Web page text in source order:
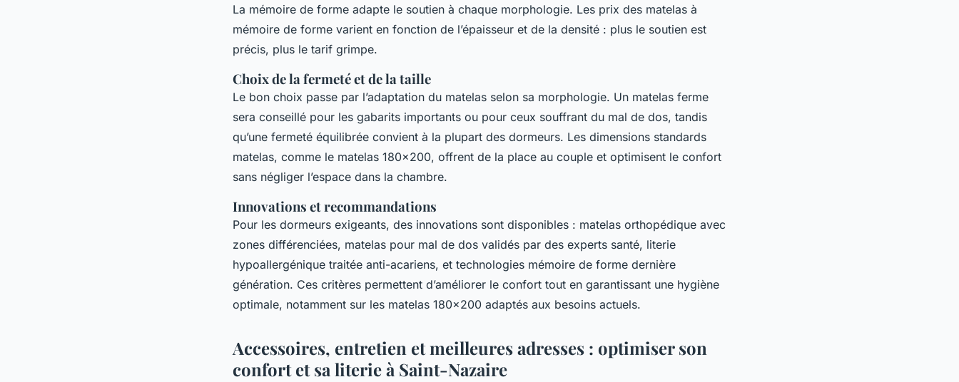
La mémoire de forme adapte le soutien à chaque morphologie. Les prix des matelas à
mémoire de forme varient en fonction de l’épaisseur et de la densité : plus le soutien est
précis, plus le tarif grimpe.
Choix de la fermeté et de la taille
Le bon choix passe par l’adaptation du matelas selon sa morphologie. Un matelas ferme
sera conseillé pour les gabarits importants ou pour ceux souffrant du mal de dos, tandis
qu’une fermeté équilibrée convient à la plupart des dormeurs. Les dimensions standards
matelas, comme le matelas 180x200, offrent de la place au couple et optimisent le confort
sans négliger l’espace dans la chambre.
Innovations et recommandations
Pour les dormeurs exigeants, des innovations sont disponibles : matelas orthopédique avec
zones différenciées, matelas pour mal de dos validés par des experts santé, literie
hypoallergénique traitée anti-acariens, et technologies mémoire de forme dernière
génération. Ces critères permettent d’améliorer le confort tout en garantissant une hygiène
optimale, notamment sur les matelas 180x200 adaptés aux besoins actuels.
Accessoires, entretien et meilleures adresses : optimiser son
confort et sa literie à Saint-Nazaire